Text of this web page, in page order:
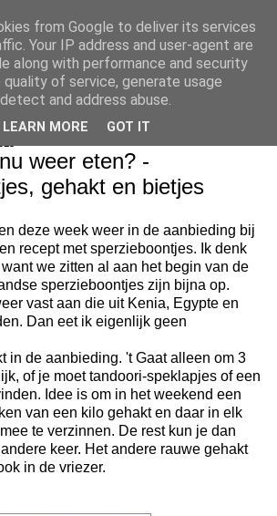
zo lekker als thuis
weer eten? -
gehakt en bietjes
deze week weer in de aanbieding bij
recept met sperzieboontjes. Ik denk
we zitten al aan het begin van de
sperzieboontjes zijn bijna op.
vast aan die uit Kenia, Egypte en
Dan eet ik eigenlijk geen
in de aanbieding. 't Gaat alleen om 3
of je moet tandoori-speklapjes of een
Idee is om in het weekend een
van een kilo gehakt en daar in elk
te verzinnen. De rest kun je dan
keer. Het andere rauwe gehakt
in de vriezer.
from Google to deliver its services
Your IP address and user-agent are
along with performance and security
of service, generate usage
and address abuse.
LEARN MORE GOT IT